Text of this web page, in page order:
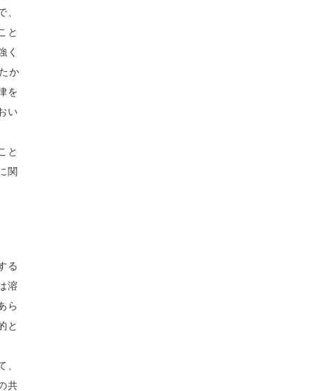
と
く
か
を
い
と
関
る
溶
ら
と
共